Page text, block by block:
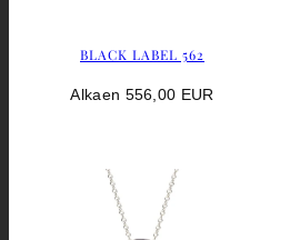
BLACK LABEL 562
Hinta
Alkaen 556,00 EUR